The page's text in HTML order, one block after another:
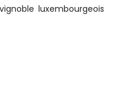
luxembourgeois